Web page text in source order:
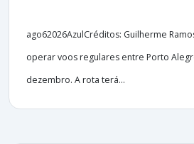
ago62026AzulCréditos: Guilherme
operar voos regulares entre Porto
dezembro. A rota terá...